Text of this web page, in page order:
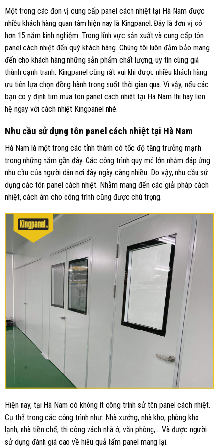
Một trong các đơn vị cung cấp panel cách nhiệt tại Hà Nam được
nhiều khách hàng quan tâm hiện nay là Kingpanel . Đây là đơn vị có
hơn 15 năm kinh nghiệm. Trong lĩnh vực sản xuất và cung cấp tôn
panel cách nhiệt đến quý khách hàng. Chúng tôi luôn đảm bảo mang
đến cho khách hàng những sản phẩm chất lượng, uy tín cùng giá
thành cạnh tranh. Kingpanel cũng rất vui khi được nhiều khách hàng
ưu tiên lựa chọn đồng hành trong suốt thời gian qua. Vì vậy, nếu các
bạn có ý định tìm mua tôn panel cách nhiệt tại Hà Nam thì hãy liên
hệ ngay với cách nhiệt Kingpanel nhé.
Nhu cầu sử dụng tôn panel cách nhiệt tại Hà Nam
Hà Nam là một trong các tỉnh thành có tốc độ tăng trưởng mạnh
trong những năm gần đây. Các công trình quy mô lớn nhằm đáp ứng
nhu cầu của người dân nơi đây ngày càng nhiều. Do vậy, nhu cầu sử
dụng các tôn panel cách nhiệt. Nhằm mang đến các giải pháp cách
nhiệt, cách âm cho công trình cũng được chú trọng.
Hiện nay, tại Hà Nam có không ít công trình sử tôn panel cách nhiệt.
Cụ thể trong các công trình như: Nhà xưởng, nhà kho, phòng kho
lạnh, nhà tiền chế, thi công vách nhà ở, văn phòng,… Và được người
sử dụng đánh giá cao về hiệu quả tấm panel mang lại.